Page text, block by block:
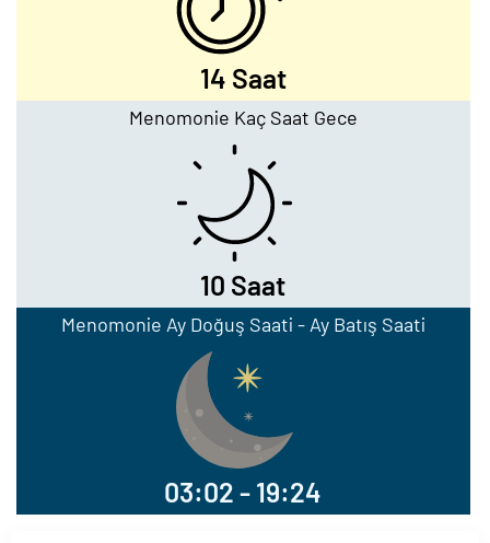
14 Saat
Menomonie Kaç Saat Gece
10 Saat
Menomonie Ay Doğuş Saati - Ay Batış Saati
03:02 - 19:24